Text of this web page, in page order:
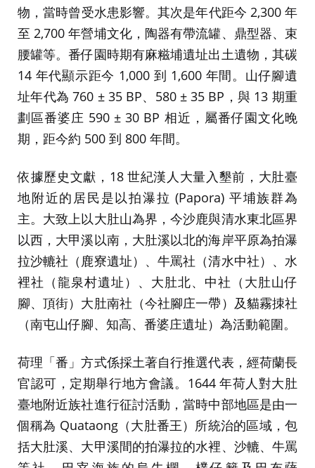
物，當時曾受水患影響。其次是年代距今 2,300 年
至 2,700 年營埔文化，陶器有帶流罐、鼎型器、束
腰罐等。番仔園時期有麻糍埔遺址出土遺物，其碳
14 年代顯示距今 1,000 到 1,600 年間。山仔腳遺
址年代為 760 ± 35 BP、580 ± 35 BP，與 13 期重
劃區番婆庄 590 ± 30 BP 相近，屬番仔園文化晚
期，距今約 500 到 800 年間。
依據歷史文獻，18 世紀漢人大量入墾前，大肚臺
地附近的居民是以拍瀑拉 (Papora) 平埔族群為
主。大致上以大肚山為界，今沙鹿與清水東北區界
以西，大甲溪以南，大肚溪以北的海岸平原為拍瀑
拉沙轆社（鹿寮遺址）、牛罵社（清水中社）、水
裡社（龍泉村遺址）、大肚北、中社（大肚山仔
腳、頂街）大肚南社（今社腳庄一帶）及貓霧拺社
（南屯山仔腳、知高、番婆庄遺址）為活動範圍。
荷理「番」方式係採土著自行推選代表，經荷蘭長
官認可，定期舉行地方會議。1644 年荷人對大肚
臺地附近族社進行征討活動，當時中部地區是由一
個稱為 Quataong（大肚番王）所統治的區域，包
括大肚溪、大甲溪間的拍瀑拉的水裡、沙轆、牛罵